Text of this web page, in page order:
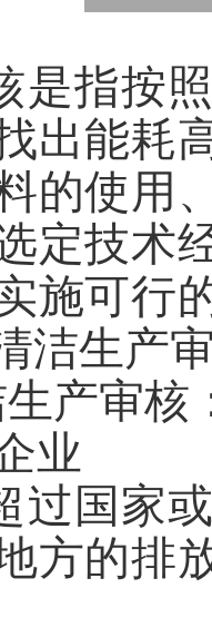
是指按
出能耗
的使用
定技术
施可行
洁生产
产审核
业
过国家
方的排